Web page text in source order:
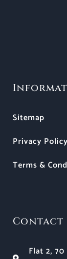
Sitemap
Privacy Policy
Terms &
Contact
Flat 2,